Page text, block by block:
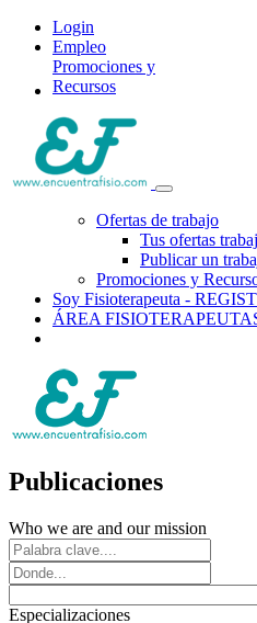
Login
Empleo
Promociones y
Recursos
Ofertas de trabajo
Tus ofertas
Publicar un
Promociones y
Soy Fisioterapeuta -
ÁREA
Publicaciones
Who we are and our mission
Especializaciones